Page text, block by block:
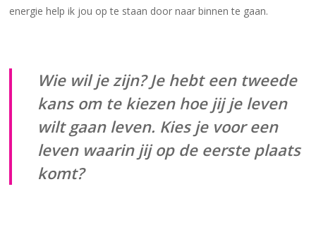
energie help ik jou op te staan door naar binnen te gaan.
Wie wil je zijn? Je hebt een tweede
kans om te kiezen hoe jij je leven
wilt gaan leven. Kies je voor een
leven waarin jij op de eerste plaats
komt?